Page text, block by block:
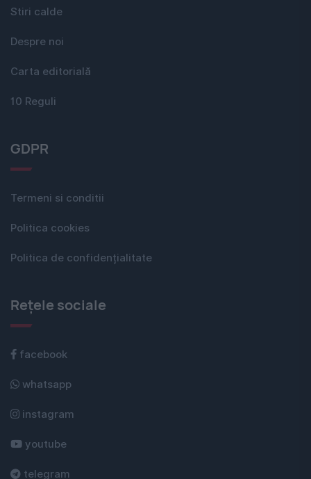
Stiri calde
Despre noi
Carta editorială
10 Reguli
GDPR
Termeni si conditii
Politica cookies
Politica de confidențialitate
Rețele sociale
facebook
whatsapp
instagram
youtube
telegram